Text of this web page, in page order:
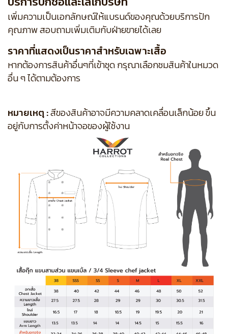
เพิ่มความเป็นเอกลักษณ์ให้แบรนด์ของคุณด้วยบริการปัก
คุณภาพ สอบถามเพิ่มเติมกับฝ่ายขายได้เลย
ราคาที่แสดงเป็นราคาสำหรับเฉพาะเสื้อ
หากต้องการสินค้าอื่นๆที่เข้าชุด กรุณาเลือกชมสินค้าในหมวด
อื่น ๆ ได้ตามต้องการ
หมายเหตุ :สีของสินค้าอาจมีความคลาดเคลื่อนเล็กน้อย ขึ้น
อยู่กับการตั้งค่าหน้าจอของผู้ใช้งาน